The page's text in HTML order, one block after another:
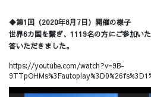
◆第1回（2020年8月7日）開催の様子
世界6カ国を繋ぎ、1119名の方にご参加い
答いただきました。
https://youtube.com/watch?v=9B-